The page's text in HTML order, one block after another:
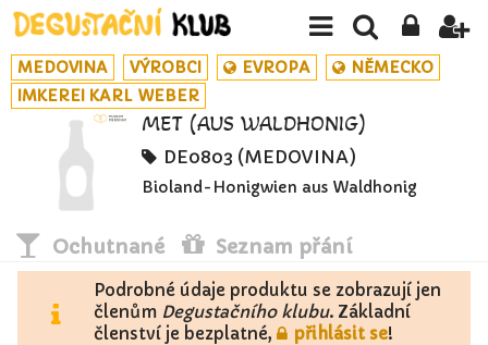
MEDOVINA VÝROBCI EVROPA
NĚMECKO
IMKEREI KARL WEBER
MET (AUS WALDHONIG)
DE0803 (MEDOVINA)
Bioland-Honigwien aus Waldhonig
Ochutnané Seznam přání
Podrobné údaje produktu se zobrazují jen
členům Degustačního klubu. Základní
členství je bezplatné,
přihlásit se!